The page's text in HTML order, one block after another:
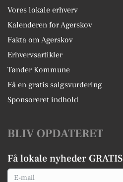
Vores lokale erhverv
Kalenderen for Agerskov
Fakta om Agerskov
Erhvervsartikler
Tønder Kommune
Få en gratis salgsvurdering
Sponsoreret indhold
BLIV OPDATERET
Få lokale nyheder GRATIS
Email